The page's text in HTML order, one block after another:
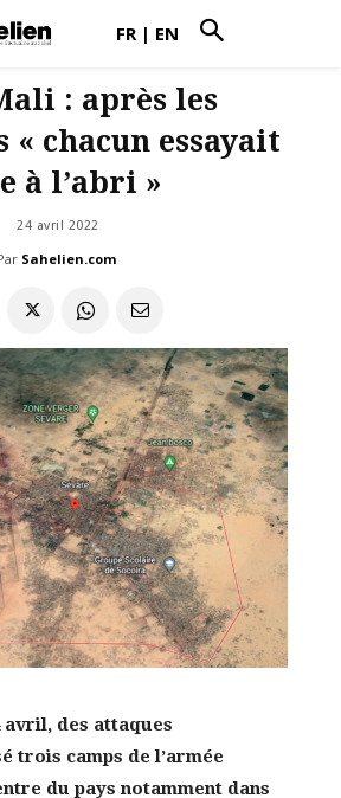
FR | EN
: après les
« chacun essayait
à l’abri »
24 avril 2022
Sahelien.com
avril, des attaques
trois camps de l’armée
du pays notamment dans